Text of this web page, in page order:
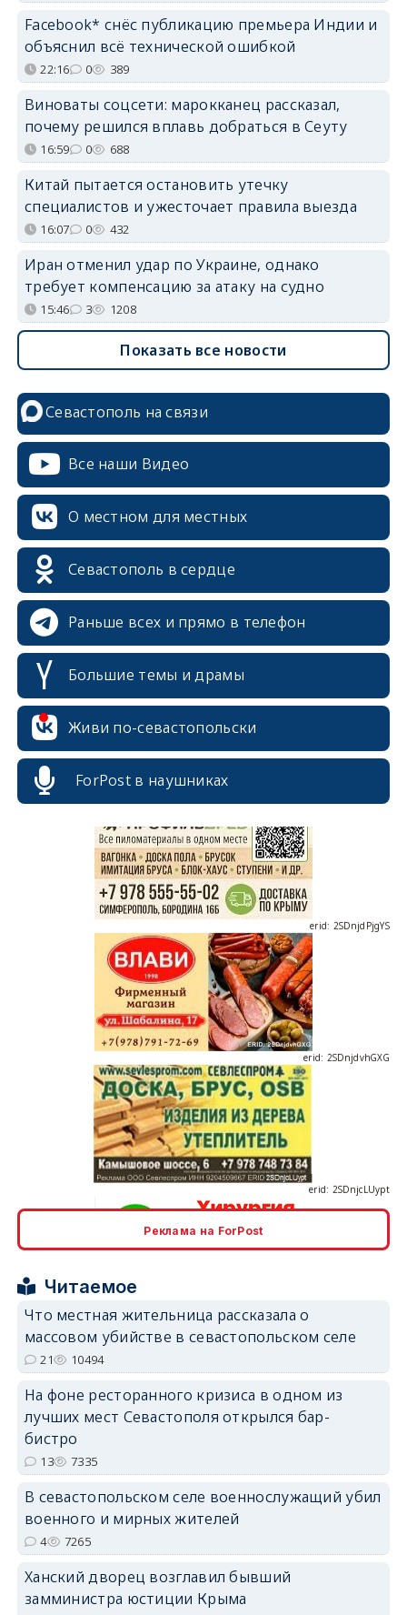
Facebook* снёс публикацию премьера Индии и
объяснил всё технической ошибкой
22:16 0 389
Виноваты соцсети: марокканец рассказал,
почему решился вплавь добраться в Сеуту
16:59 0 688
Китай пытается остановить утечку
специалистов и ужесточает правила выезда
16:07 0 432
Иран отменил удар по Украине, однако
требует компенсацию за атаку на судно
15:46 3 1208
Показать все новости
Севастополь на связи
Все наши Видео
О местном для местных
Севастополь в сердце
Раньше всех и прямо в телефон
Большие темы и драмы
Живи по-севастопольски
ForPost в наушниках
erid: 2SDnjdPjgYS
erid: 2SDnjdvhGXG
erid: 2SDnjcrDNw6
Реклама на ForPost
Читаемое
Что местная жительница рассказала о
массовом убийстве в севастопольском селе
21 10494
На фоне ресторанного кризиса в одном из
лучших мест Севастополя открылся бар-
бистро
13 7335
В севастопольском селе военнослужащий убил
военного и мирных жителей
4 7265
Ханский дворец возглавил бывший
замминистра юстиции Крыма